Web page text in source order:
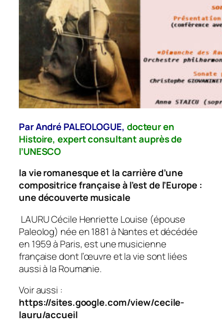
Par André PALEOLOGUE, docteur en
Histoire, expert consultant auprès de
l’UNESCO
la vie romanesque et la carrière d’une
compositrice française à l’est de l’Europe :
une découverte musicale
LAURU Cécile Henriette Louise (épouse
Paleolog) née en 1881 à Nantes et décédée
en 1959 à Paris, est une musicienne
française dont l’œuvre et la vie sont liées
aussi à la Roumanie.
Voir aussi :
https://sites.google.com/view/cecile-
lauru/accueil